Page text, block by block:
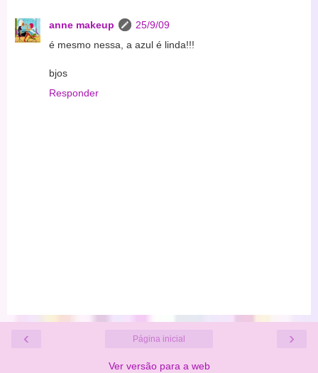
anne makeup
25/9/09
é mesmo nessa, a azul é linda!!!
bjos
Responder
‹ ›
Página inicial
Ver versão para a web